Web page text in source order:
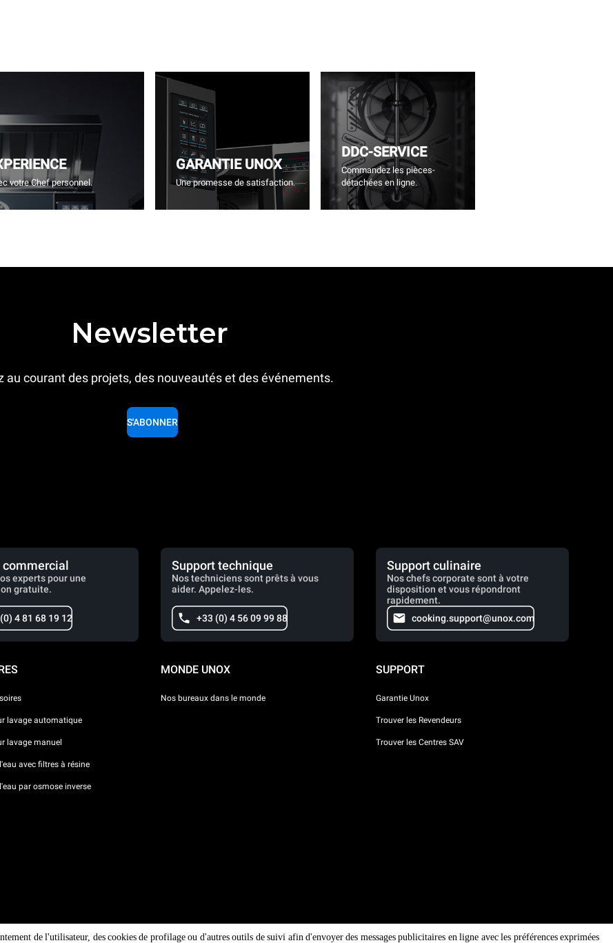
votre Chef personnel.
GARANTIE UNOX
Une promesse de satisfaction.
DDC-SERVICE
Commandez les pièces-
détachées en ligne.
Newsletter
au courant des projets, des nouveautés et des événements.
S'ABONNER
commercial
experts pour une
gratuite.
4 81 68 19 12
Support technique
Nos techniciens sont prêts à vous
aider. Appelez-les.
+33 (0) 4 56 09 99 88
Support culinaire
Nos chefs corporate sont à votre
disposition et vous répondront
rapidement.
cooking.support@unox.com
lavage automatique
lavage manuel
avec filtres à résine
par osmose inverse
MONDE UNOX
Nos bureaux dans le monde
SUPPORT
Garantie Unox
Trouver les Revendeurs
Trouver les Centres SAV
de l'utilisateur, des cookies de profilage ou d'autres outils de suivi afin d'envoyer des messages publicitaires en ligne avec les préférences exprimées